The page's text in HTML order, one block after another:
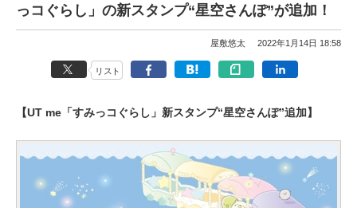
っコぐらし」の新スタンプ“星空さんぽ”が追加！
屋敷悠太 2022年1月14日 18:58
リスト
【UT me「すみっコぐらし」新スタンプ“星空さんぽ”追加】